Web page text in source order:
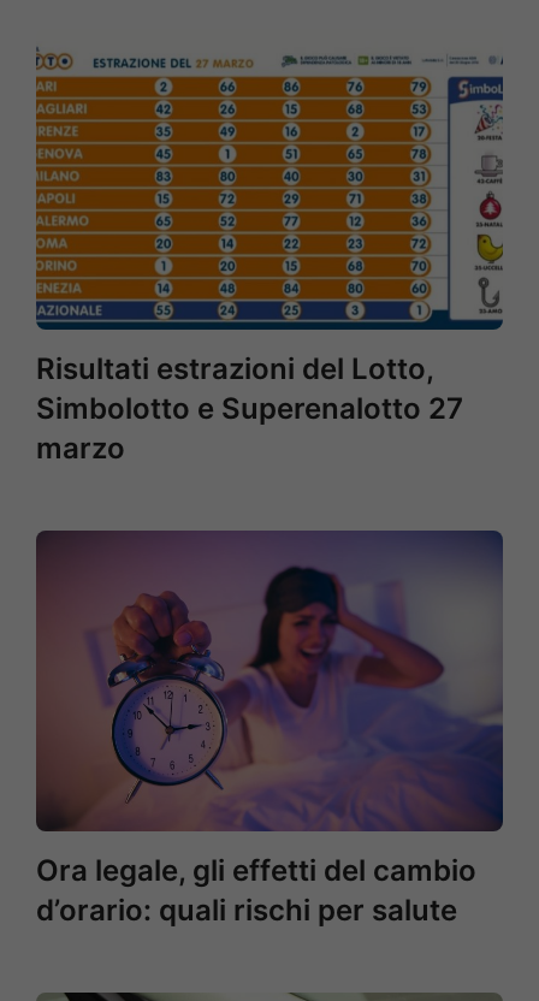
Risultati estrazioni del Lotto,
Simbolotto e Superenalotto 27
marzo
Ora legale, gli effetti del cambio
d’orario: quali rischi per salute